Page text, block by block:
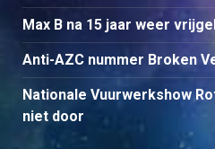
Max B na 15 jaar weer
Anti-AZC nummer Broken
Nationale Vuurwerkshow
niet door